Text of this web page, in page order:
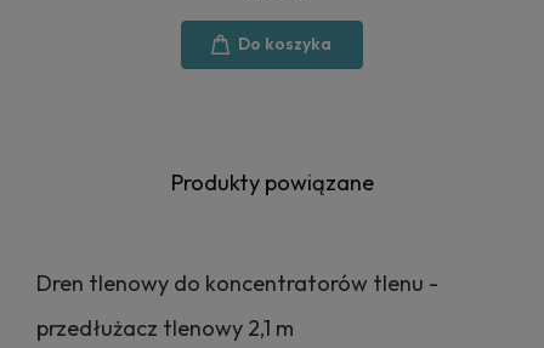
Do koszyka
Produkty powiązane
Dren tlenowy do koncentratorów tlenu -
przedłużacz tlenowy 2,1 m